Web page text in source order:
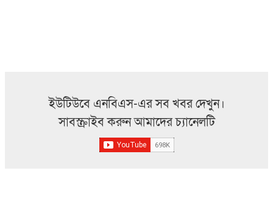
ইউটিউবে এনবিএস-এর সব খবর দেখুন।
সাবস্ক্রাইব করুন আমাদের চ্যানেলটি